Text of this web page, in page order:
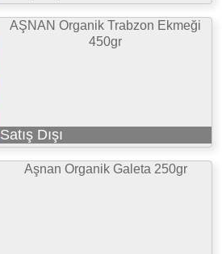
AŞNAN Organik Trabzon Ekmeği
450gr
Satış Dışı
Aşnan Organik Galeta 250gr